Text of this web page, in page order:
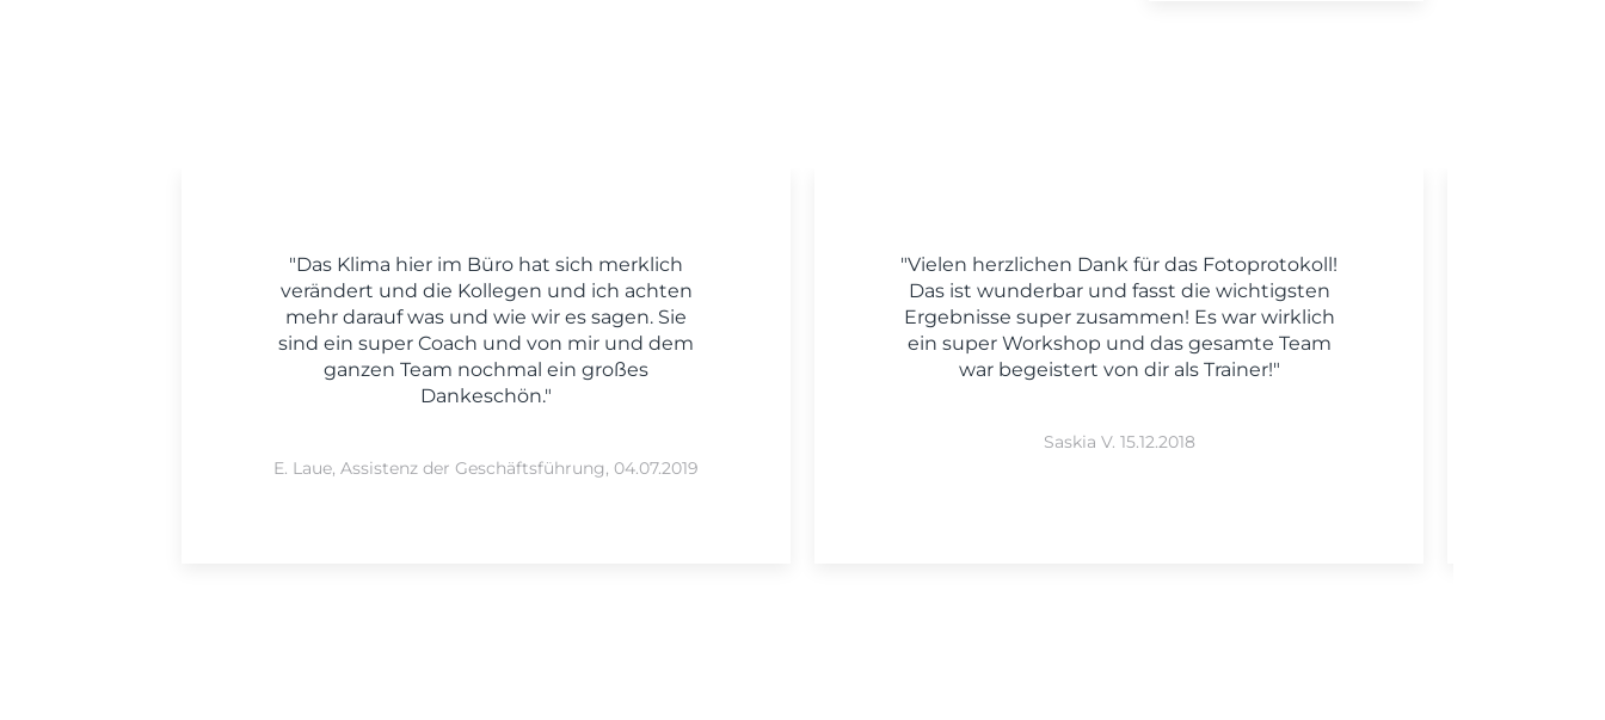
"Das Klima hier im Büro hat sich merklich
verändert und die Kollegen und ich achten
mehr darauf was und wie wir es sagen. Sie
sind ein super Coach und von mir und dem
ganzen Team nochmal ein großes
Dankeschön."
E. Laue, Assistenz der Geschäftsführung, 04.07.2019
"Vielen herzlichen Dank für das Fotoprotokoll!
Das ist wunderbar und fasst die wichtigsten
Ergebnisse super zusammen! Es war wirklich
ein super Workshop und das gesamte Team
war begeistert von dir als Trainer!"
Saskia V. 15.12.2018